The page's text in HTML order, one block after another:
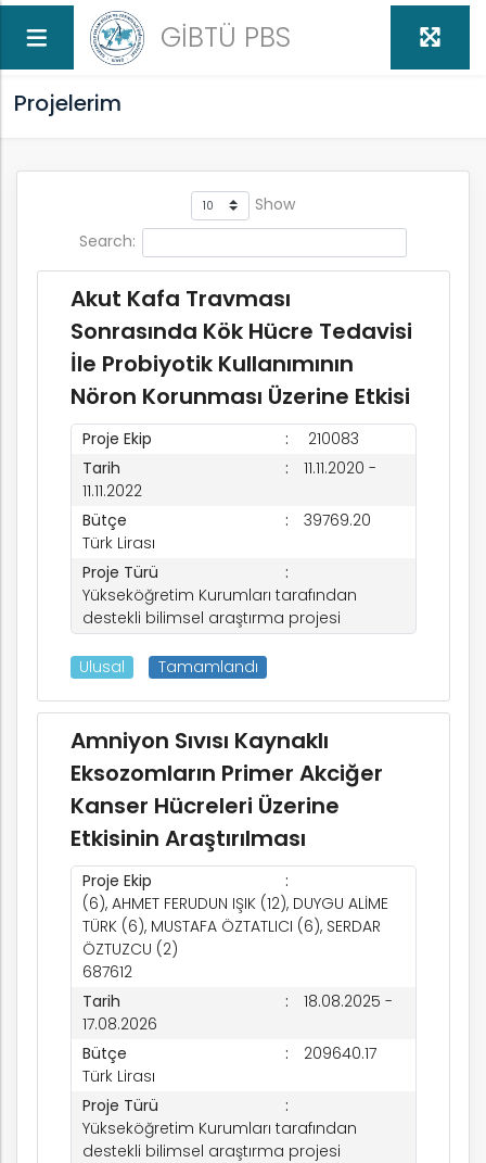
GİBTÜ PBS
Projelerim
Show
Search:
Akut Kafa Travması
Sonrasında Kök Hücre Tedavisi
İle Probiyotik Kullanımının
Nöron Korunması Üzerine Etkisi
Proje Ekip
210083
Tarih
11.11.2020 -
11.11.2022
Bütçe
39769.20
Türk Lirası
Proje Türü
Yükseköğretim Kurumları tarafından
destekli bilimsel araştırma projesi
Ulusal Tamamlandı
Amniyon Sıvısı Kaynaklı
Eksozomların Primer Akciğer
Kanser Hücreleri Üzerine
Etkisinin Araştırılması
Proje Ekip
(6), AHMET FERUDUN IŞIK (12), DUYGU ALİME
TÜRK (6), MUSTAFA ÖZTATLICI (6), SERDAR
ÖZTUZCU (2)
687612
Tarih
18.08.2025 -
17.08.2026
Bütçe
209640.17
Türk Lirası
Proje Türü
Yükseköğretim Kurumları tarafından
destekli bilimsel araştırma projesi